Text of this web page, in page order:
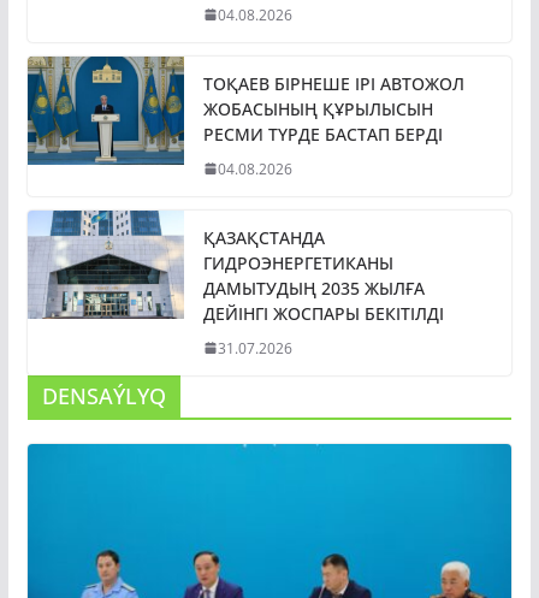
04.08.2026
ТОҚАЕВ БІРНЕШЕ ІРІ АВТОЖОЛ
ЖОБАСЫНЫҢ ҚҰРЫЛЫСЫН
РЕСМИ ТҮРДЕ БАСТАП БЕРДІ
04.08.2026
ҚАЗАҚСТАНДА
ГИДРОЭНЕРГЕТИКАНЫ
ДАМЫТУДЫҢ 2035 ЖЫЛҒА
ДЕЙІНГІ ЖОСПАРЫ БЕКІТІЛДІ
31.07.2026
DENSAÝLYQ